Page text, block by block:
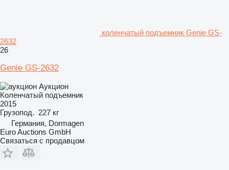
коленчатый подъемник Genie GS-
2632
26
Genie GS-2632
Аукцион
Коленчатый подъемник
2015
Грузопод. 227 кг
Германия, Dormagen
Euro Auctions GmbH
Связаться с продавцом